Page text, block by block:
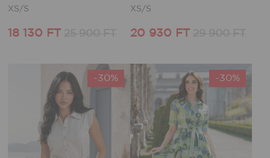
XS/S
18 130 FT
XS/S
20 930 FT
-30% -30%